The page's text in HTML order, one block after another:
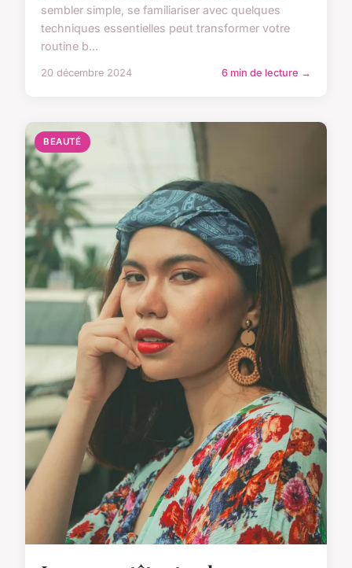
sembler simple, se familiariser avec quelques
techniques essentielles peut transformer votre
routine b...
20 décembre 2024 6 min de lecture →
BEAUTÉ